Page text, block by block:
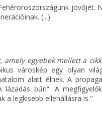
jövőjét.
(...)
egyebek mellett a
városkép egy olyan
alatt élnek. A
lázadás bűn”. A
a legkisebb ellenállásra is."